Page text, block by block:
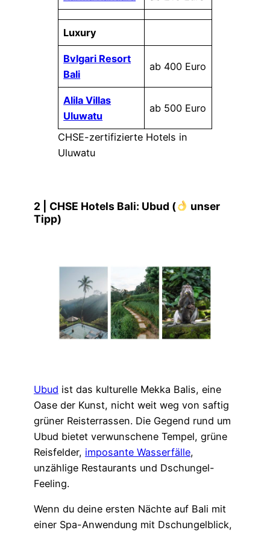
Luxury
Bvlgari Resort
Bali
ab 400 Euro
Alila Villas
Uluwatu
ab 500 Euro
CHSE-zertifizierte Hotels in
Uluwatu
2 | CHSE Hotels Bali: Ubud (
unser
Tipp)
Ubud ist das kulturelle Mekka Balis, eine
Oase der Kunst, nicht weit weg von saftig
grüner Reisterrassen. Die Gegend rund um
Ubud bietet verwunschene Tempel, grüne
Reisfelder, imposante Wasserfälle,
unzählige Restaurants und Dschungel-
Feeling.
Wenn du deine ersten Nächte auf Bali mit
einer Spa-Anwendung mit Dschungelblick,